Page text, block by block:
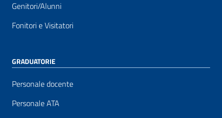
Genitori/Alunni
Fonitori e Visitatori
GRADUATORIE
Personale docente
Personale ATA